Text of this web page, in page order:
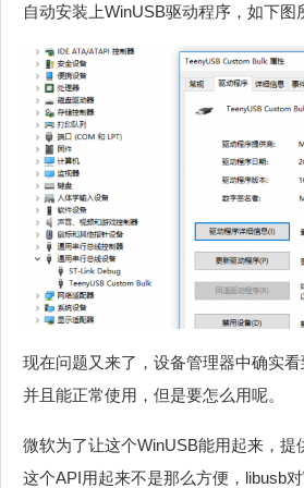
自动安装上WinUSB驱动程序，如下图
现在问题又来了，设备管理器中确实看
并且能正常使用，但是要怎么用呢。
微软为了让这个WinUSB能用起来，提
这个API用起来不是那么方便，libusb